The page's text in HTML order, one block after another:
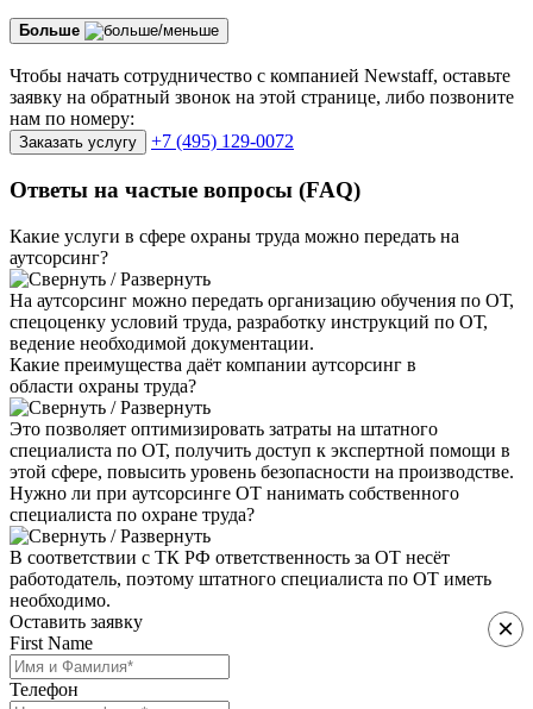
Больше
Чтобы начать сотрудничество с компанией Newstaff, оставьте
заявку на обратный звонок на этой странице, либо позвоните
нам по номеру:
Заказать услугу +7 (495) 129-0072
Ответы на частые вопросы (FAQ)
Какие услуги в сфере охраны труда можно передать на
аутсорсинг?
На аутсорсинг можно передать организацию обучения по ОТ,
спецоценку условий труда, разработку инструкций по ОТ,
ведение необходимой документации.
Какие преимущества даёт компании аутсорсинг в
области охраны труда?
Это позволяет оптимизировать затраты на штатного
специалиста по ОТ, получить доступ к экспертной помощи в
этой сфере, повысить уровень безопасности на производстве.
Нужно ли при аутсорсинге ОТ нанимать собственного
специалиста по охране труда?
В соответствии с ТК РФ ответственность за ОТ несёт
работодатель, поэтому штатного специалиста по ОТ иметь
необходимо.
×
Оставить заявку
First Name
Телефон